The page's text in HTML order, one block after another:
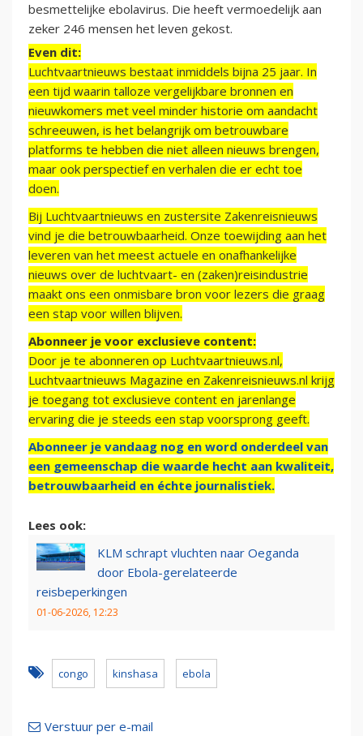
besmettelijke ebolavirus. Die heeft vermoedelijk aan
zeker 246 mensen het leven gekost.
Even dit:
Luchtvaartnieuws bestaat inmiddels bijna 25 jaar. In
een tijd waarin talloze vergelijkbare bronnen en
nieuwkomers met veel minder historie om aandacht
schreeuwen, is het belangrijk om betrouwbare
platforms te hebben die niet alleen nieuws brengen,
maar ook perspectief en verhalen die er echt toe
doen.
Bij Luchtvaartnieuws en zustersite Zakenreisnieuws
vind je die betrouwbaarheid. Onze toewijding aan het
leveren van het meest actuele en onafhankelijke
nieuws over de luchtvaart- en (zaken)reisindustrie
maakt ons een onmisbare bron voor lezers die graag
een stap voor willen blijven.
Abonneer je voor exclusieve content:
Door je te abonneren op Luchtvaartnieuws.nl,
Luchtvaartnieuws Magazine en Zakenreisnieuws.nl krijg
je toegang tot exclusieve content en jarenlange
ervaring die je steeds een stap voorsprong geeft.
Abonneer je vandaag nog en word onderdeel van
een gemeenschap die waarde hecht aan kwaliteit,
betrouwbaarheid en échte journalistiek.
Lees ook:
KLM schrapt vluchten naar Oeganda
door Ebola-gerelateerde
reisbeperkingen
01-06-2026, 12:23
congo kinshasa ebola
Verstuur per e-mail